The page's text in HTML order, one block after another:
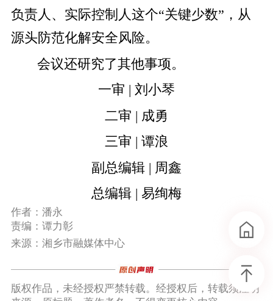
负责人、实际控制人这个“关键少数”，从
源头防范化解安全风险。
会议还研究了其他事项。
一审 | 刘小琴
二审 | 成勇
三审 | 谭浪
副总编辑 | 周鑫
总编辑 | 易绚梅
作者：潘永
责编：谭力彰
来源：湘乡市融媒体中心
版权作品，未经授权严禁转载。经授权后，转载须注明